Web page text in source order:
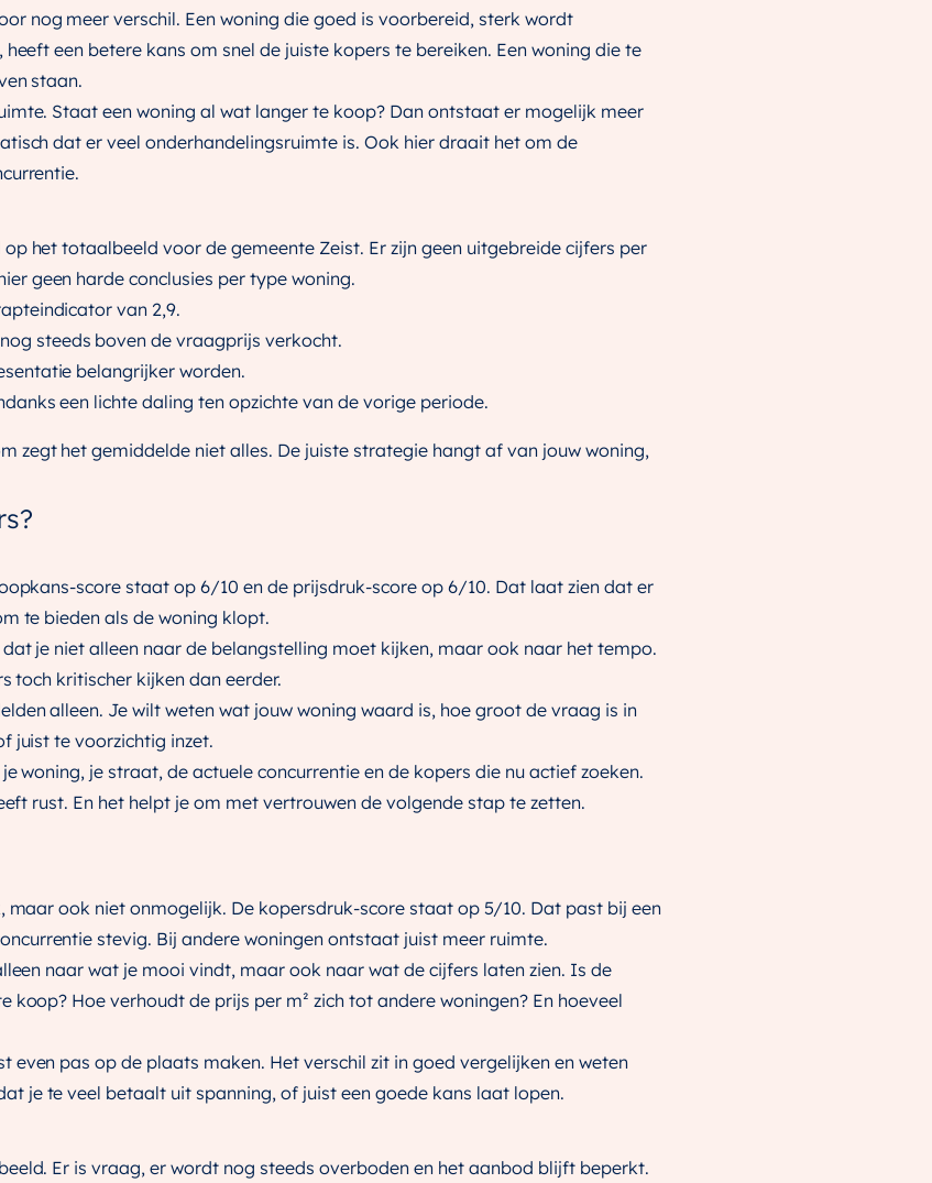
nog meer verschil. Een woning die goed is voorbereid, sterk wordt
een betere kans om snel de juiste kopers te bereiken. Een woning die te
staan.
Staat een woning al wat langer te koop? Dan ontstaat er mogelijk meer
dat er veel onderhandelingsruimte is. Ook hier draait het om de
het totaalbeeld voor de gemeente Zeist. Er zijn geen uitgebreide cijfers per
geen harde conclusies per type woning.
van 2,9.
steeds boven de vraagprijs verkocht.
belangrijker worden.
een lichte daling ten opzichte van de vorige periode.
zegt het gemiddelde niet alles. De juiste strategie hangt af van jouw woning,
score staat op 6/10 en de prijsdruk-score op 6/10. Dat laat zien dat er
te bieden als de woning klopt.
je niet alleen naar de belangstelling moet kijken, maar ook naar het tempo.
toch kritischer kijken dan eerder.
alleen. Je wilt weten wat jouw woning waard is, hoe groot de vraag is in
juist te voorzichtig inzet.
woning, je straat, de actuele concurrentie en de kopers die nu actief zoeken.
rust. En het helpt je om met vertrouwen de volgende stap te zetten.
ook niet onmogelijk. De kopersdruk-score staat op 5/10. Dat past bij een
stevig. Bij andere woningen ontstaat juist meer ruimte.
naar wat je mooi vindt, maar ook naar wat de cijfers laten zien. Is de
Hoe verhoudt de prijs per m² zich tot andere woningen? En hoeveel
even pas op de plaats maken. Het verschil zit in goed vergelijken en weten
je te veel betaalt uit spanning, of juist een goede kans laat lopen.
Er is vraag, er wordt nog steeds overboden en het aanbod blijft beperkt.